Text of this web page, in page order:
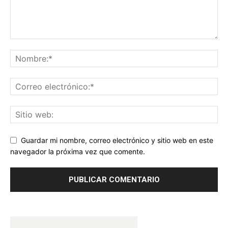
Guardar mi nombre, correo electrónico y sitio web en este
navegador la próxima vez que comente.